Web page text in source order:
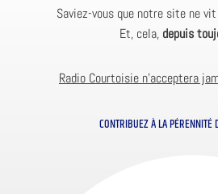
Saviez-vous que notre site ne
Et, cela, depuis
Radio Courtoisie n’acceptera
CONTRIBUEZ À LA PÉRENNITÉ